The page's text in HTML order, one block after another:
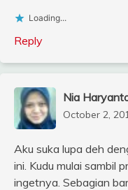
Loading...
Reply
Nia
October 2,
Aku suka lupa deh
ini. Kudu mulai sambil
ingetnya. Sebagian